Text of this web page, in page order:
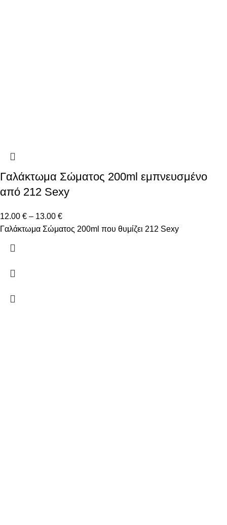
Γαλάκτωμα Σώματος 200ml εμπνευσμένο
από 212 Sexy
12.00 € – 13.00 €
Γαλάκτωμα Σώματος 200ml που θυμίζει 212 Sexy